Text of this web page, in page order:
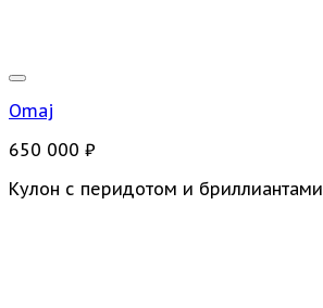
Omaj
650 000 ₽
Кулон с перидотом и бриллиантами